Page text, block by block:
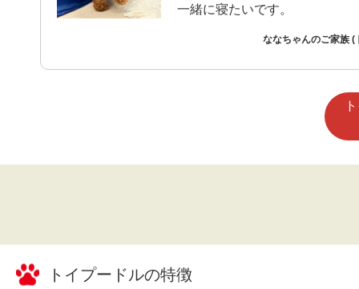
一緒に寝たいです。
ななちゃんのご家族 (
トイプードルの特徴